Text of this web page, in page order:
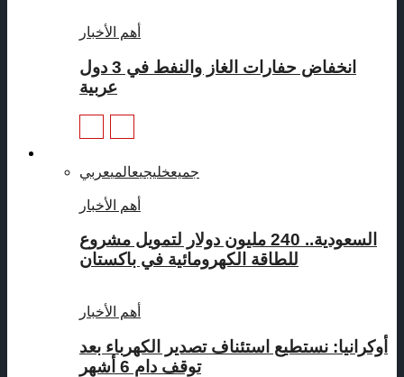
أهم الأخبار
انخفاض حفارات الغاز والنفط في 3 دول
عربية
جميعخليجيعالميعربي
أهم الأخبار
السعودية.. 240 مليون دولار لتمويل مشروع
للطاقة الكهرومائية في باكستان
أهم الأخبار
أوكرانيا: نستطيع استئناف تصدير الكهرباء بعد
توقف دام 6 أشهر